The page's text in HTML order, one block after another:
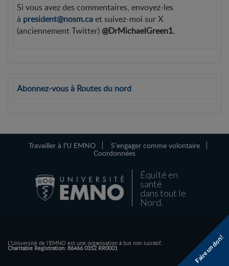
Faire un don!
Si vous avez des commentaires, envoyez-les
à president@nosm.caet suivez-moi sur X
(anciennement Twitter) @DrMichaelGreen1.
Abonnez-vous à Routes du nord
Travailler à l’U EMNO S’engager comme volontaire
Coordonnées
Équité en
santé
dans tout le
Nord.
L'Université de l'EMNO est une organisation à but non lucratif.
Charitable Registration: 86466 0352 RR0001